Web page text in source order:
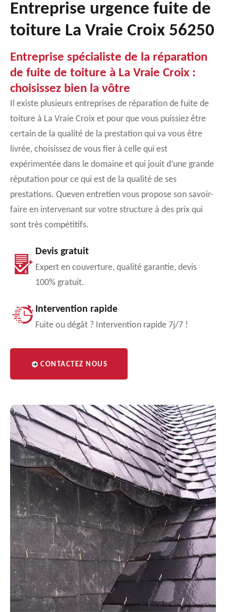
Entreprise urgence fuite de
toiture La Vraie Croix 56250
Entreprise spécialiste de la réparation
de fuite de toiture à La Vraie Croix :
choisissez bien la vôtre
Il existe plusieurs entreprises de réparation de fuite de
toiture à La Vraie Croix et pour que vous puissiez être
certain de la qualité de la prestation qui va vous être
livrée, choisissez de vous fier à celle qui est
expérimentée dans le domaine et qui jouit d’une grande
réputation pour ce qui est de la qualité de ses
prestations. Queven entretien vous propose son savoir-
faire en intervenant sur votre structure à des prix qui
sont très compétitifs.
Devis gratuit
Expert en couverture, qualité garantie, devis
100% gratuit.
Intervention rapide
Fuite ou dégât ? Intervention rapide 7j/7 !
CONTACTEZ NOUS